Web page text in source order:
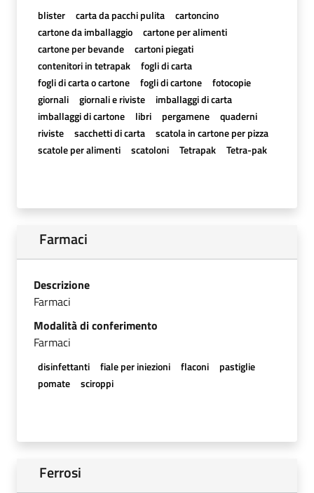
blister carta da pacchi pulita
cartoncino
cartone da imballaggio
cartone per alimenti
cartone per bevande
cartoni piegati
contenitori in tetrapak
fogli di carta
fogli di carta o cartone
fogli di cartone
fotocopie
giornali
giornali e riviste
imballaggi di carta
imballaggi di cartone
libri pergamene
quaderni
riviste
sacchetti di carta
scatola in cartone per pizza
scatole per alimenti
scatoloni Tetrapak Tetra-pak
Farmaci
Descrizione
Farmaci
Modalità di conferimento
Farmaci
disinfettanti fiale per iniezioni flaconi
pastiglie
pomate
sciroppi
Ferrosi